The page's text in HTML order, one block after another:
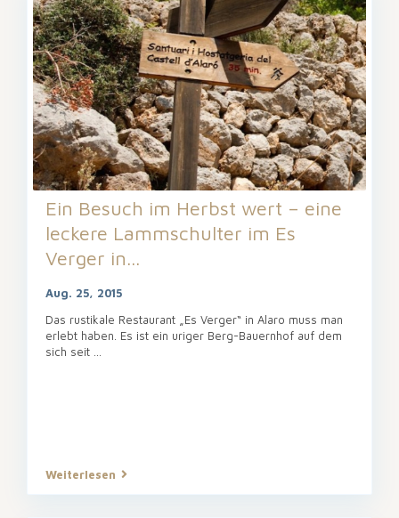
Ein Besuch im Herbst wert – eine
leckere Lammschulter im Es
Verger in...
Aug. 25, 2015
Das rustikale Restaurant „Es Verger“ in Alaro muss man
erlebt haben. Es ist ein uriger Berg-Bauernhof auf dem
sich seit ...
Weiterlesen